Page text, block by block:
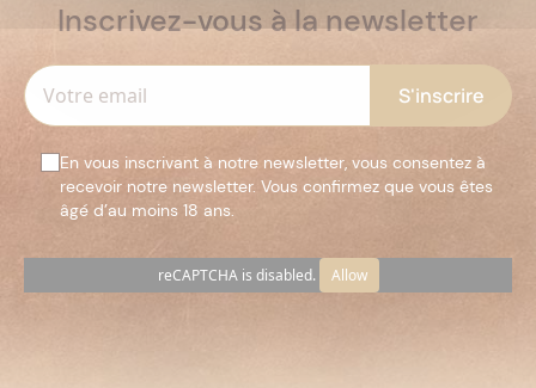
Inscrivez-vous à la newsletter
En vous inscrivant à notre newsletter, vous consentez à
recevoir notre newsletter. Vous confirmez que vous êtes
âgé d’au moins 18 ans.
reCAPTCHA is disabled. Allow